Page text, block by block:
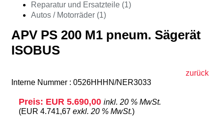
Reparatur und Ersatzteile (1)
Autos / Motorräder (1)
APV PS 200 M1 pneum. Sägerät
ISOBUS
zurück
Interne Nummer : 0526HHHN/NER3033
Preis: EUR 5.690,00 inkl. 20 % MwSt.
(EUR 4.741,67 exkl. 20 % MwSt.)